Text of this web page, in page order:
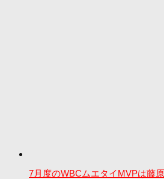
7月度のWBCムエタイMVPは藤